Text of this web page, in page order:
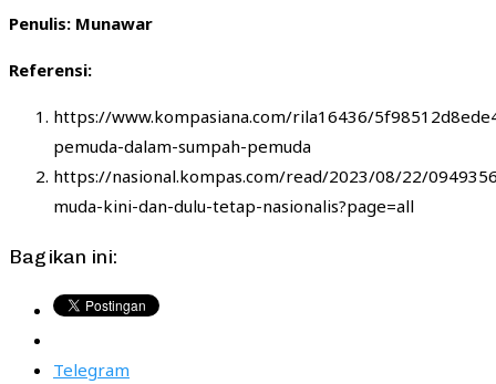
Penulis: Munawar
Referensi:
https://www.kompasiana.com/rila16436/
pemuda-dalam-sumpah-pemuda
https://nasional.kompas.com/read/2023/08/22/
muda-kini-dan-dulu-tetap-nasionalis?page=all
Bagikan ini:
Telegram